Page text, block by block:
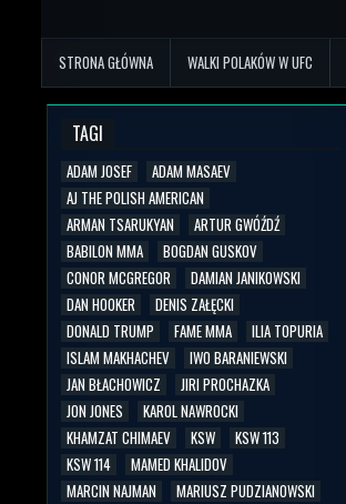
STRONA GŁÓWNA WALKI POLAKÓW W UFC
TAGI
ADAM JOSEF
ADAM MASAEV
AJ THE POLISH AMERICAN
ARMAN TSARUKYAN
ARTUR GWÓŹDŹ
BABILON MMA
BOGDAN GUSKOV
CONOR MCGREGOR
DAMIAN JANIKOWSKI
DAN HOOKER
DENIS ZAŁĘCKI
DONALD TRUMP
FAME MMA
ILIA TOPURIA
ISLAM MAKHACHEV
IWO BARANIEWSKI
JAN BŁACHOWICZ
JIRI PROCHAZKA
JON JONES
KAROL NAWROCKI
KHAMZAT CHIMAEV
KSW
KSW 113
KSW 114
MAMED KHALIDOV
MARCIN NAJMAN
MARIUSZ PUDZIANOWSKI